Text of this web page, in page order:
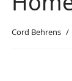
Cord Behrens